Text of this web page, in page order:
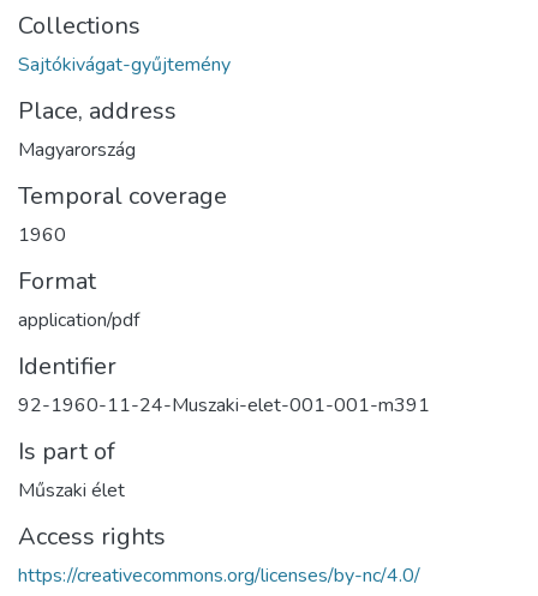
Collections
Sajtókivágat-gyűjtemény
Place, address
Magyarország
Temporal coverage
1960
Format
application/pdf
Identifier
92-1960-11-24-Muszaki-elet-001-001-m391
Is part of
Műszaki élet
Access rights
https://creativecommons.org/licenses/by-nc/4.0/